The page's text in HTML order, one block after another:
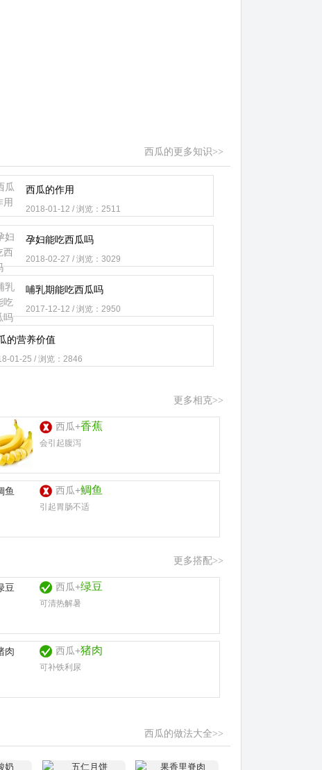
西瓜的更多知识>>
西瓜的作用
2018-01-12 / 浏览：2511
孕妇能吃西瓜吗
2018-02-27 / 浏览：3029
哺乳期能吃西瓜吗
2017-12-12 / 浏览：2950
的营养价值
01-25 / 浏览：2846
更多相克>>
西瓜+香蕉
会引起腹泻
西瓜+鲷鱼
引起胃肠不适
更多搭配>>
西瓜+绿豆
可清热解暑
西瓜+猪肉
可补铁利尿
西瓜的做法大全>>